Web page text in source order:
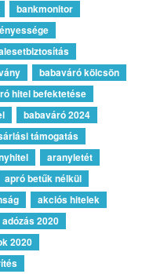
bankmonitor
babaváró kölcsön
hitel befektetése
babaváró 2024
támogatás
aranyletét
apró betűk nélkül
akciós hitelek
adózás 2020
2020